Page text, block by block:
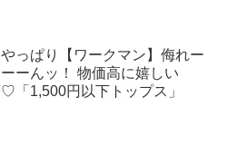
やっぱり【ワークマン】侮れー
ーーんッ！ 物価高に嬉しい
♡「1,500円以下トップス」